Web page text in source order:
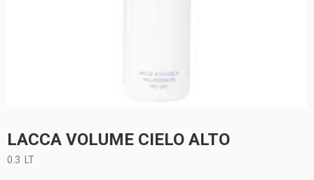
LACCA VOLUME CIELO ALTO
0.3 LT